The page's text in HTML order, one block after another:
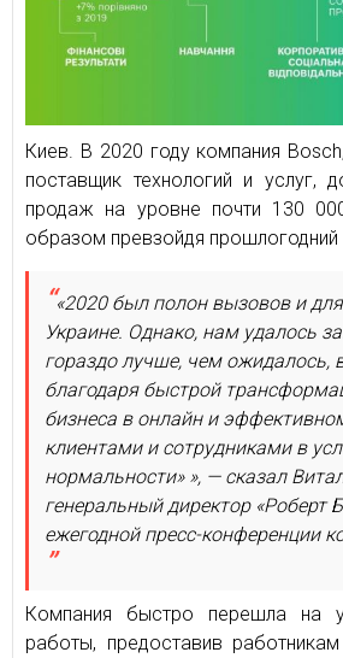
Киев. В 2020 году компания
поставщик технологий и услуг,
продаж на уровне почти 130
образом превзойдя прошлогодний
«2020 был полон вызовов и
Украине. Однако, нам удалось
гораздо лучше, чем ожидалось,
благодаря быстрой
бизнеса в онлайн и
клиентами и сотрудниками в
нормальности» », — сказал
генеральный директор «Роберт
ежегодной пресс-конференции
Компания быстро перешла на
работы, предоставив